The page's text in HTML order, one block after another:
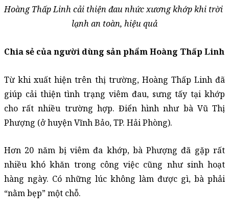
Hoàng Thấp Linh cải thiện đau nhức xương khớp khi trời
lạnh an toàn, hiệu quả
Chia sẻ của người dùng sản phẩm Hoàng Thấp Linh
Từ khi xuất hiện trên thị trường, Hoàng Thấp Linh đã
giúp cải thiện tình trạng viêm đau, sưng tấy tại khớp
cho rất nhiều trường hợp. Điển hình như bà Vũ Thị
Phượng (ở huyện Vĩnh Bảo, TP. Hải Phòng).
Hơn 20 năm bị viêm đa khớp, bà Phượng đã gặp rất
nhiều khó khăn trong công việc cũng như sinh hoạt
hàng ngày. Có những lúc không làm được gì, bà phải
“nằm bẹp” một chỗ.